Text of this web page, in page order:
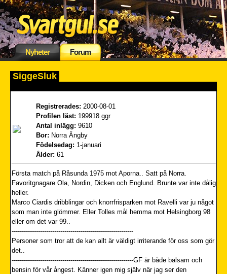
Nyheter Forum
SiggeSluk
Registrerades: 2000-08-01
Profilen läst: 199918 ggr
Antal inlägg: 9610
Bor: Norra Ängby
Födelsedag: 1-januari
Ålder: 61
Första match på Råsunda 1975 mot Aporna.. Satt på Norra.
Favoritgnagare Ola, Nordin, Dicken och Englund. Brunte var inte dålig
heller.
Marco Ciardis dribblingar och knorrfrisparken mot Ravelli var ju något
som man inte glömmer. Eller Tolles mål hemma mot Helsingborg 98
eller om det var 99..
------------------------------------------------------------
Personer som tror att de kan allt är väldigt irriterande för oss som gör
det..
------------------------------------------------------------GF är både balsam och
bensin för vår ångest. Känner igen mig själv när jag ser den